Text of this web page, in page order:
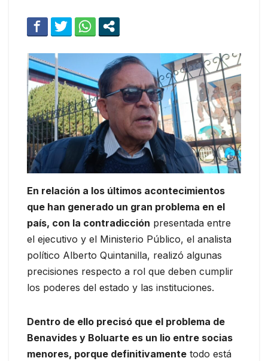
En relación a los últimos acontecimientos
que han generado un gran problema en el
país, con la contradicción presentada entre
el ejecutivo y el Ministerio Público, el analista
político Alberto Quintanilla, realizó algunas
precisiones respecto a rol que deben cumplir
los poderes del estado y las instituciones.
Dentro de ello precisó que el problema de
Benavides y Boluarte es un lio entre socias
menores, porque definitivamente todo está